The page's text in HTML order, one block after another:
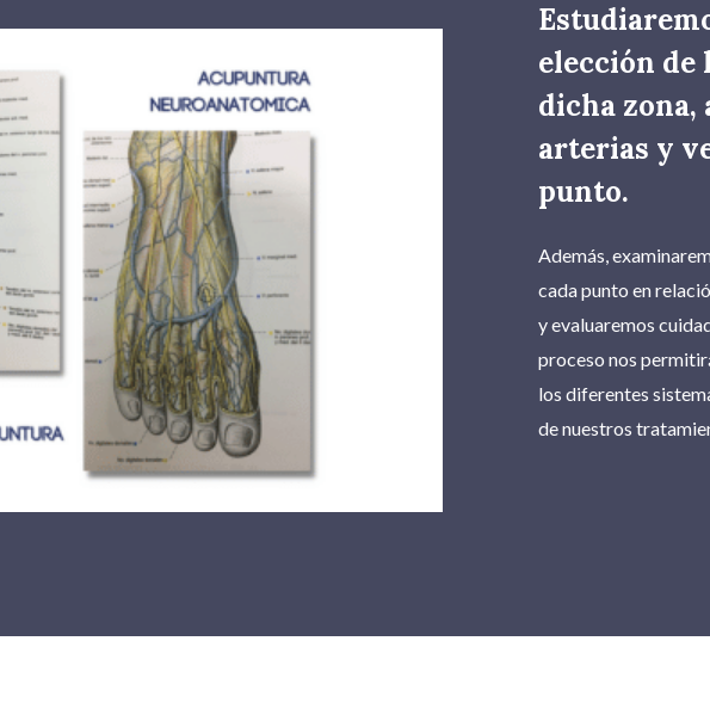
elección de
dicha zona,
arterias y
punto.
Además,
cada punto en
y evaluaremos
proceso nos
los diferentes
de nuestros